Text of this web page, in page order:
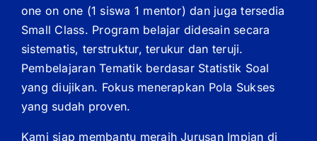
one on one (1 siswa 1 mentor) dan juga tersedia
Small Class. Program belajar didesain secara
sistematis, terstruktur, terukur dan teruji.
Pembelajaran Tematik berdasar Statistik Soal
yang diujikan. Fokus menerapkan Pola Sukses
yang sudah proven.
Kami siap membantu meraih Jurusan Impian di